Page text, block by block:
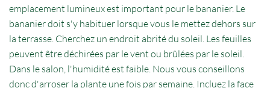
emplacement lumineux est important pour le bananier. Le
bananier doit s'y habituer lorsque vous le mettez dehors sur
la terrasse. Cherchez un endroit abrité du soleil. Les feuilles
peuvent être déchirées par le vent ou brûlées par le soleil.
Dans le salon, l'humidité est faible. Nous vous conseillons
donc d'arroser la plante une fois par semaine. Incluez la face